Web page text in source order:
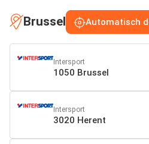
Brussel Automatisch
Intersport
1050 Brussel
Intersport
3020 Herent